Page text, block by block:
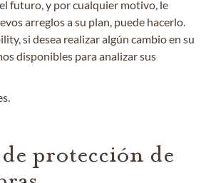
futuro, y por cualquier motivo, le
arreglos a su plan, puede hacerlo.
si desea realizar algún cambio en su
disponibles para analizar sus
protección de